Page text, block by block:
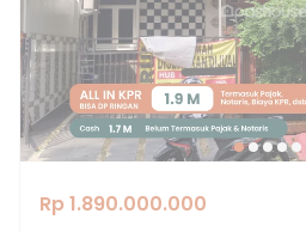
Rp 1.890.000.000